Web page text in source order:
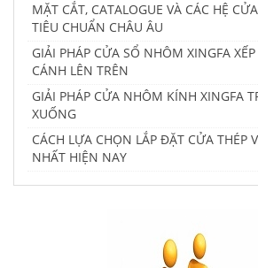
MẶT CẮT, CATALOGUE VÀ CÁC HỆ
TIÊU CHUẨN CHÂU ÂU
GIẢI PHÁP CỬA SỔ NHÔM XINGFA
CÁNH LÊN TRÊN
GIẢI PHÁP CỬA NHÔM KÍNH XINGFA
XUỐNG
CÁCH LỰA CHỌN LẮP ĐẶT CỬA THÉP
NHẤT HIỆN NAY